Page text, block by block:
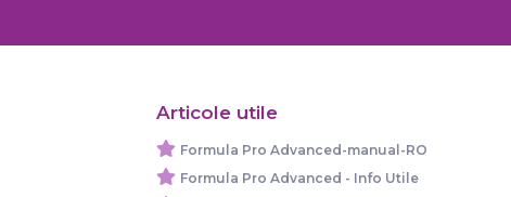
Articole utile
Formula Pro Advanced-manual-RO
Formula Pro Advanced - Info Utile